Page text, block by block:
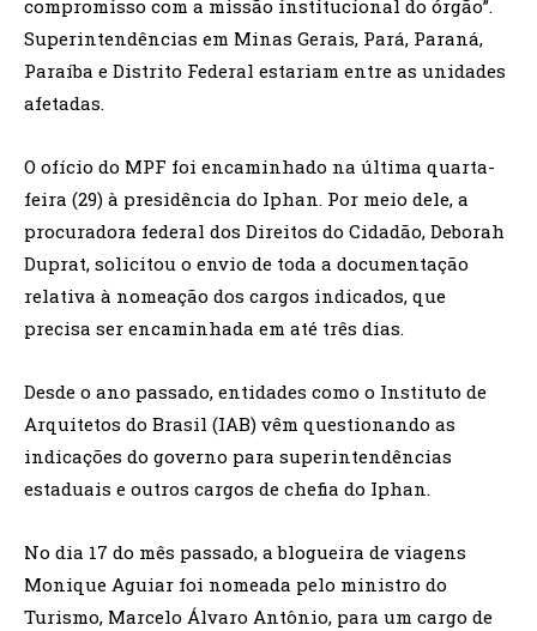
compromisso com a missão institucional do órgão”.
Superintendências em Minas Gerais, Pará, Paraná,
Paraíba e Distrito Federal estariam entre as unidades
afetadas.
O ofício do MPF foi encaminhado na última quarta-
feira (29) à presidência do Iphan. Por meio dele, a
procuradora federal dos Direitos do Cidadão, Deborah
Duprat, solicitou o envio de toda a documentação
relativa à nomeação dos cargos indicados, que
precisa ser encaminhada em até três dias.
Desde o ano passado, entidades como o Instituto de
Arquitetos do Brasil (IAB) vêm questionando as
indicações do governo para superintendências
estaduais e outros cargos de chefia do Iphan.
No dia 17 do mês passado, a blogueira de viagens
Monique Aguiar foi nomeada pelo ministro do
Turismo, Marcelo Álvaro Antônio, para um cargo de